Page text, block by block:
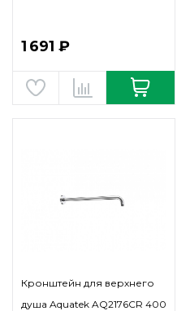
1 691 ₽
Кронштейн для верхнего
душа Aquatek AQ2176CR 400